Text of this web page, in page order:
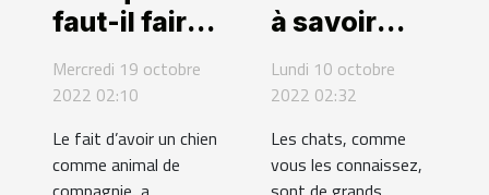
faut-il faire
éduquer son
chien ?
Mercredi 19 octobre
2022 02:10
Le fait d’avoir un chien
comme animal de
à savoir
pour bien
choisir son
Lundi 10 octobre
2022 02:32
Les chats, comme
vous les connaissez,